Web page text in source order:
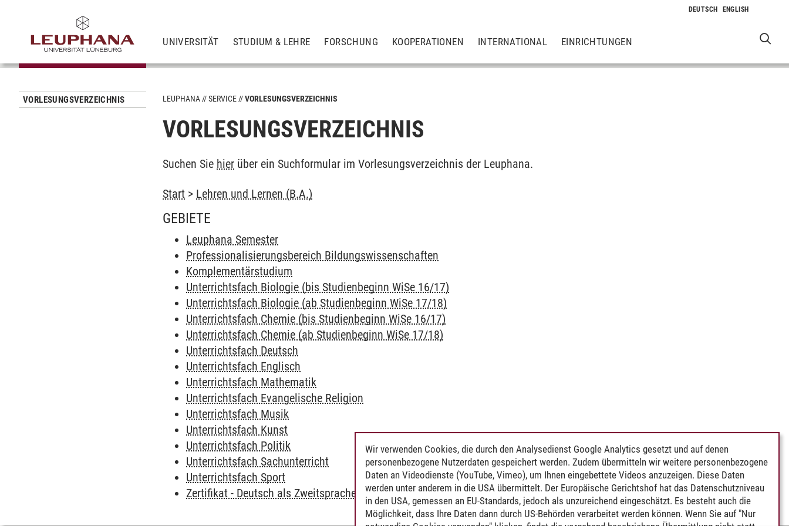
UNIVERSITÄT STUDIUM & LEHRE FORSCHUNG KOOPERATIONEN INTERNATIONAL EINRICHTUNGEN
VORLESUNGSVERZEICHNIS LEUPHANA SERVICE VORLESUNGSVERZEICHNIS
VORLESUNGSVERZEICHNIS
Suchen Sie hier über ein Suchformular im Vorlesungsverzeichnis der Leuphana.
Start > Lehren und Lernen (B.A.)
GEBIETE
Leuphana Semester
Professionalisierungsbereich Bildungswissenschaften
Komplementärstudium
Unterrichtsfach Biologie (bis Studienbeginn WiSe 16/17)
Unterrichtsfach Biologie (ab Studienbeginn WiSe 17/18)
Unterrichtsfach Chemie (bis Studienbeginn WiSe 16/17)
Unterrichtsfach Chemie (ab Studienbeginn WiSe 17/18)
Unterrichtsfach Deutsch
Unterrichtsfach Englisch
Unterrichtsfach Mathematik
Unterrichtsfach Evangelische Religion
Unterrichtsfach Musik
Unterrichtsfach Kunst
Unterrichtsfach Politik
Unterrichtsfach Sachunterricht
Unterrichtsfach Sport
Zertifikat - Deutsch als Zweitsprache
Wir verwenden Cookies, die durch den Analysedienst Google Analytics gesetzt und auf denen
personenbezogene Nutzerdaten gespeichert werden. Zudem übermitteln wir weitere personenbezogene
Daten an Videodienste (YouTube, Vimeo), um Ihnen eingebettete Videos anzuzeigen. Diese Daten
werden unter anderem in die USA übermittelt. Der Europäische Gerichtshof hat das Datenschutzniveau
in den USA, gemessen an EU-Standards, jedoch als unzureichend eingeschätzt. Es besteht auch die
Möglichkeit, dass Ihre Daten dann durch US-Behörden verarbeitet werden können. Wenn Sie auf "Nur